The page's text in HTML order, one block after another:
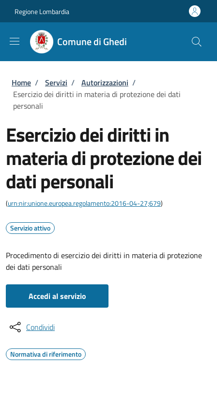
Regione Lombardia
Comune di Ghedi
Briciole di pane
Home / Servizi / Autorizzazioni /
Esercizio dei diritti in materia di protezione dei dati
personali
Esercizio dei diritti in
materia di protezione dei
dati personali
(urn:nir:unione.europea.regolamento:2016-04-27;679)
Servizio attivo
Procedimento di esercizio dei diritti in materia di protezione
dei dati personali
Accedi al servizio
Condividi
Normativa di riferimento